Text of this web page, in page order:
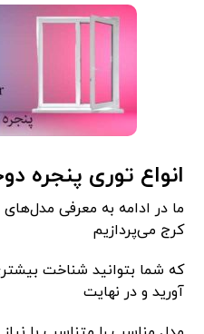
انواع توری پنجره
ما در ادامه به معرفی مدل‌های
کرج می‌پردازیم
که شما بتوانید شناخت
آورید و در نهایت